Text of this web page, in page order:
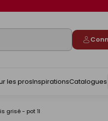
les prosInspirationsCatalogues
grisé - pot 1l